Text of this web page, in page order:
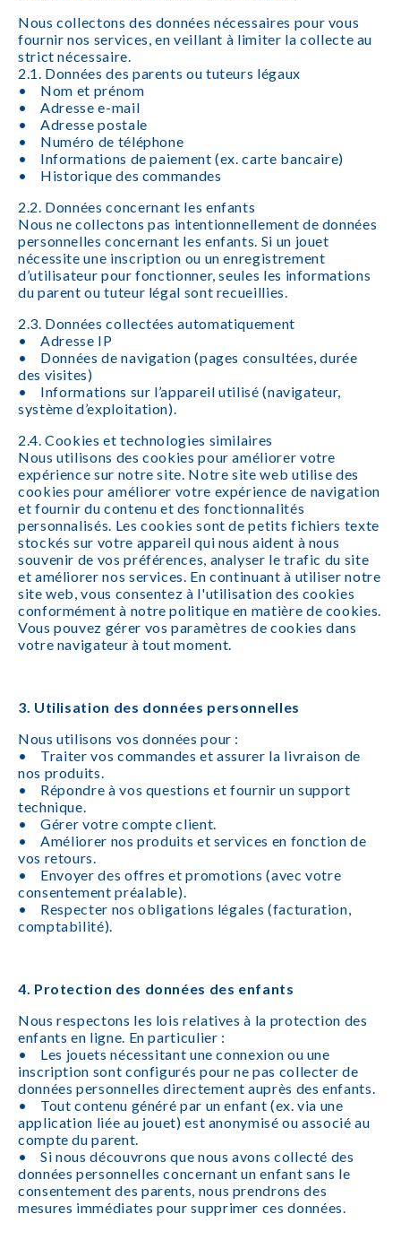
Nous collectons des données nécessaires pour vous
fournir nos services, en veillant à limiter la collecte au
strict nécessaire.
2.1. Données des parents ou tuteurs légaux
• Nom et prénom
• Adresse e-mail
• Adresse postale
• Numéro de téléphone
• Informations de paiement (ex. carte bancaire)
• Historique des commandes
2.2. Données concernant les enfants
Nous ne collectons pas intentionnellement de données
personnelles concernant les enfants. Si un jouet
nécessite une inscription ou un enregistrement
d’utilisateur pour fonctionner, seules les informations
du parent ou tuteur légal sont recueillies.
2.3. Données collectées automatiquement
• Adresse IP
• Données de navigation (pages consultées, durée
des visites)
• Informations sur l’appareil utilisé (navigateur,
système d’exploitation).
2.4. Cookies et technologies similaires
Nous utilisons des cookies pour améliorer votre
expérience sur notre site. Notre site web utilise des
cookies pour améliorer votre expérience de navigation
et fournir du contenu et des fonctionnalités
personnalisés. Les cookies sont de petits fichiers texte
stockés sur votre appareil qui nous aident à nous
souvenir de vos préférences, analyser le trafic du site
et améliorer nos services. En continuant à utiliser notre
site web, vous consentez à l'utilisation des cookies
conformément à notre politique en matière de cookies.
Vous pouvez gérer vos paramètres de cookies dans
votre navigateur à tout moment.
3. Utilisation des données personnelles
Nous utilisons vos données pour :
• Traiter vos commandes et assurer la livraison de
nos produits.
• Répondre à vos questions et fournir un support
technique.
• Gérer votre compte client.
• Améliorer nos produits et services en fonction de
vos retours.
• Envoyer des offres et promotions (avec votre
consentement préalable).
• Respecter nos obligations légales (facturation,
comptabilité).
4. Protection des données des enfants
Nous respectons les lois relatives à la protection des
enfants en ligne. En particulier :
• Les jouets nécessitant une connexion ou une
inscription sont configurés pour ne pas collecter de
données personnelles directement auprès des enfants.
• Tout contenu généré par un enfant (ex. via une
application liée au jouet) est anonymisé ou associé au
compte du parent.
• Si nous découvrons que nous avons collecté des
données personnelles concernant un enfant sans le
consentement des parents, nous prendrons des
mesures immédiates pour supprimer ces données.